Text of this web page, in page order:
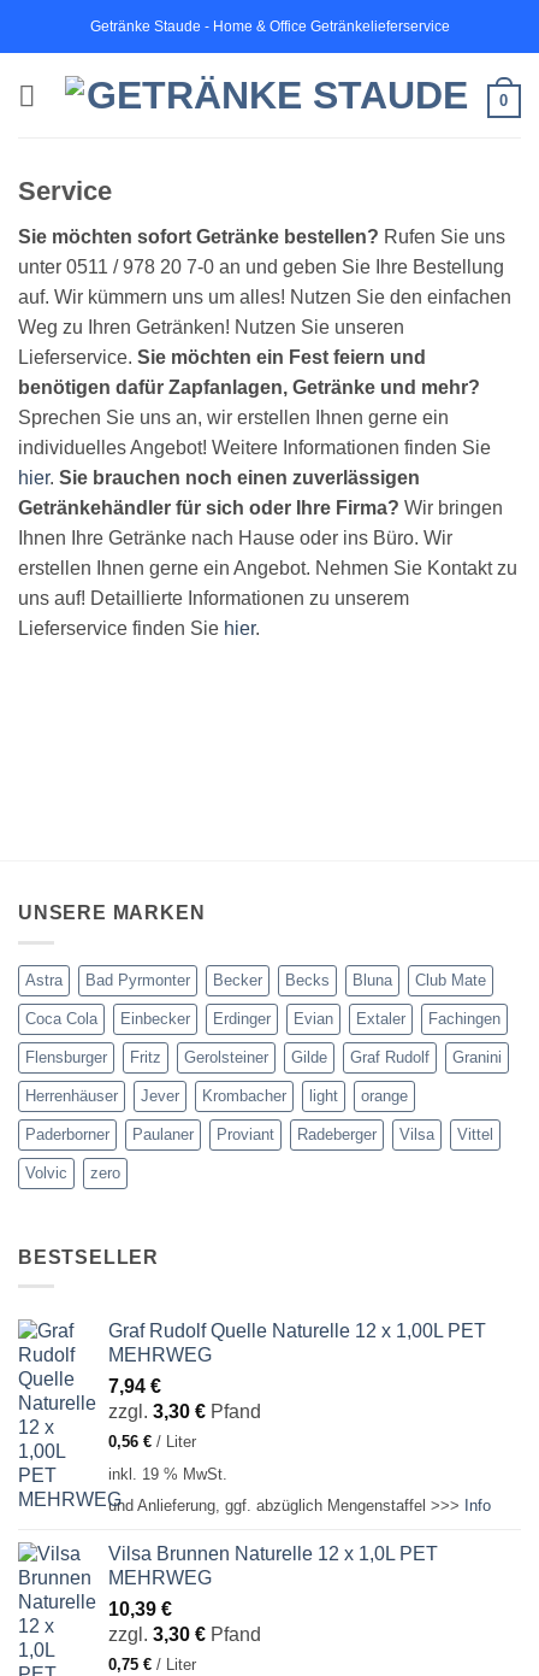
springen
Getränke Staude - Home & Office Getränkelieferservice
0
Service
Sie möchten sofort Getränke bestellen? Rufen Sie uns
unter 0511 / 978 20 7-0 an und geben Sie Ihre Bestellung
auf. Wir kümmern uns um alles! Nutzen Sie den einfachen
Weg zu Ihren Getränken! Nutzen Sie unseren
Lieferservice. Sie möchten ein Fest feiern und
benötigen dafür Zapfanlagen, Getränke und mehr?
Sprechen Sie uns an, wir erstellen Ihnen gerne ein
individuelles Angebot! Weitere Informationen finden Sie
hier. Sie brauchen noch einen zuverlässigen
Getränkehändler für sich oder Ihre Firma? Wir bringen
Ihnen Ihre Getränke nach Hause oder ins Büro. Wir
erstellen Ihnen gerne ein Angebot. Nehmen Sie Kontakt zu
uns auf! Detaillierte Informationen zu unserem
Lieferservice finden Sie hier.
UNSERE MARKEN
Astra Bad Pyrmonter Becker Becks Bluna Club Mate
Coca Cola Einbecker Erdinger Evian Extaler Fachingen
Flensburger Fritz Gerolsteiner Gilde Graf Rudolf Granini
Herrenhäuser Jever Krombacher light orange
Paderborner Paulaner Proviant Radeberger Vilsa Vittel
Volvic zero
BESTSELLER
Graf Rudolf Quelle Naturelle 12 x 1,00L PET
MEHRWEG
7,94 €
zzgl. 3,30 € Pfand
0,56 € / Liter
inkl. 19 % MwSt.
und Anlieferung, ggf. abzüglich Mengenstaffel >>> Info
Vilsa Brunnen Naturelle 12 x 1,0L PET
MEHRWEG
10,39 €
zzgl. 3,30 € Pfand
0,75 € / Liter